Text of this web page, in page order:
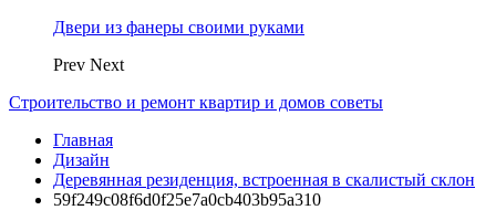
Двери из фанеры своими руками
Prev Next
Строительство и ремонт квартир и домов советы
Главная
Дизайн
Деревянная резиденция, встроенная в скалистый склон
59f249c08f6d0f25e7a0cb403b95a310